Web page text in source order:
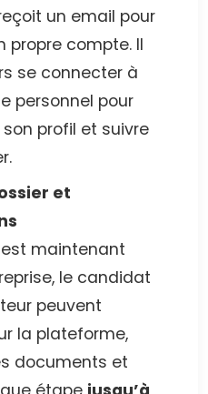
un email pour
propre compte. Il
se connecter à
personnel pour
profil et suivre
et
est maintenant
le candidat
peuvent
la plateforme,
documents et